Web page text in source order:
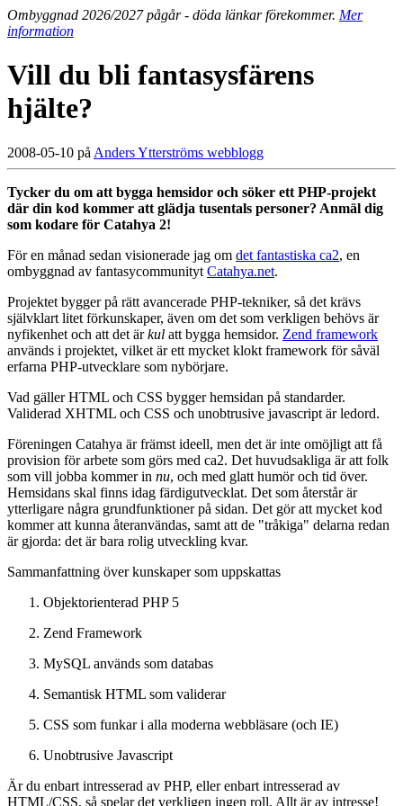
Ombyggnad 2026/2027 pågår - döda länkar förekommer. Mer
information
Vill du bli fantasysfärens
hjälte?
2008-05-10 på Anders Ytterströms webblogg
Tycker du om att bygga hemsidor och söker ett PHP-projekt
där din kod kommer att glädja tusentals personer? Anmäl dig
som kodare för Catahya 2!
För en månad sedan visionerade jag om det fantastiska ca2, en
ombyggnad av fantasycommunityt Catahya.net.
Projektet bygger på rätt avancerade PHP-tekniker, så det krävs
självklart litet förkunskaper, även om det som verkligen behövs är
nyfikenhet och att det ärkul att bygga hemsidor. Zend framework
används i projektet, vilket är ett mycket klokt framework för såväl
erfarna PHP-utvecklare som nybörjare.
Vad gäller HTML och CSS bygger hemsidan på standarder.
Validerad XHTML och CSS och unobtrusive javascript är ledord.
Föreningen Catahya är främst ideell, men det är inte omöjligt att få
provision för arbete som görs med ca2. Det huvudsakliga är att folk
som vill jobba kommer in nu, och med glatt humör och tid över.
Hemsidans skal finns idag färdigutvecklat. Det som återstår är
ytterligare några grundfunktioner på sidan. Det gör att mycket kod
kommer att kunna återanvändas, samt att de "tråkiga" delarna redan
är gjorda: det är bara rolig utveckling kvar.
Sammanfattning över kunskaper som uppskattas
Objektorienterad PHP 5
Zend Framework
MySQL används som databas
Semantisk HTML som validerar
CSS som funkar i alla moderna webbläsare (och IE)
Unobtrusive Javascript
Är du enbart intresserad av PHP, eller enbart intresserad av
HTML/CSS, så spelar det verkligen ingen roll. Allt är av intresse!